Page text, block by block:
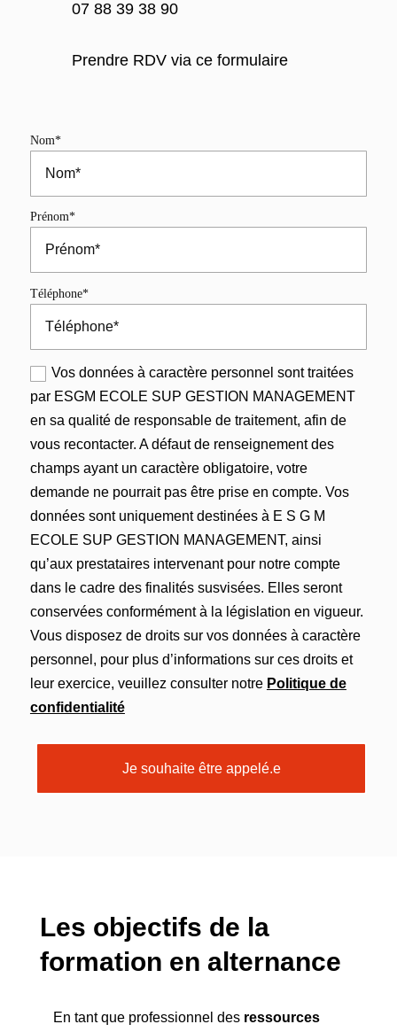
07 88 39 38 90
Prendre RDV via ce formulaire
Nom*
Prénom*
Téléphone*
Vos données à caractère personnel sont traitées
par ESGM ECOLE SUP GESTION MANAGEMENT
en sa qualité de responsable de traitement, afin de
vous recontacter. A défaut de renseignement des
champs ayant un caractère obligatoire, votre
demande ne pourrait pas être prise en compte. Vos
données sont uniquement destinées à E S G M
ECOLE SUP GESTION MANAGEMENT, ainsi
qu’aux prestataires intervenant pour notre compte
dans le cadre des finalités susvisées. Elles seront
conservées conformément à la législation en vigueur.
Vous disposez de droits sur vos données à caractère
personnel, pour plus d’informations sur ces droits et
leur exercice, veuillez consulter notre Politique de
confidentialité
Je souhaite être appelé.e
Les objectifs de la
formation en alternance
En tant que professionnel desressources